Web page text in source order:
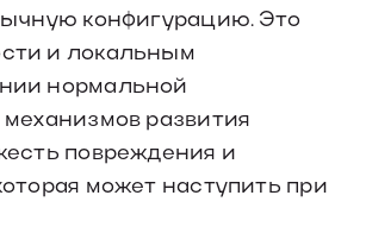
конфигурацию. Это
и локальным
нормальной
развития
повреждения и
может наступить при